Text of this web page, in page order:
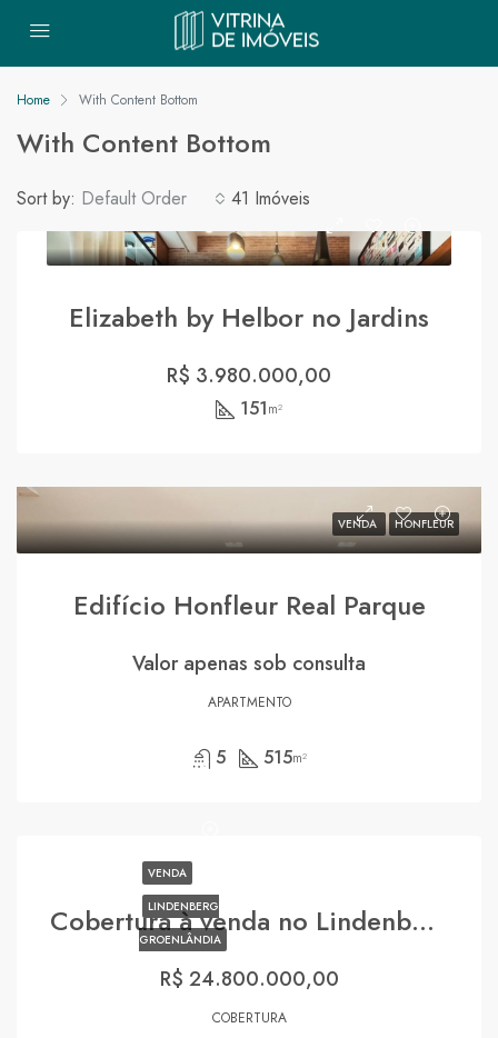
Home With Content Bottom
With Content Bottom
41 Imóveis
Sort by: Default Order
Elizabeth by Helbor no Jardins
R$ 3.980.000,00
151m²
VENDA HONFLEUR
Edifício Honfleur Real Parque
Valor apenas sob consulta
APARTMENTO
5 515m²
VENDA
LINDENBERG
GROENLÂNDIA
Cobertura à venda no Lindenberg Groenlândia Jardim América
R$ 24.800.000,00
COBERTURA